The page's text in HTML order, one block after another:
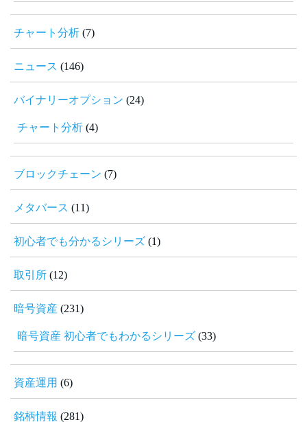
チャート分析 (7)
ニュース (146)
バイナリーオプション (24)
チャート分析 (4)
ブロックチェーン (7)
メタバース (11)
初心者でも分かるシリーズ (1)
取引所 (12)
暗号資産 (231)
暗号資産 初心者でもわかるシリーズ (33)
資産運用 (6)
銘柄情報 (281)